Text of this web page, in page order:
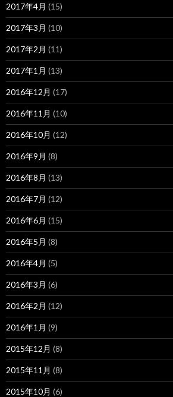
2017年4月 (15)
2017年3月 (10)
2017年2月 (11)
2017年1月 (13)
2016年12月 (17)
2016年11月 (10)
2016年10月 (12)
2016年9月 (8)
2016年8月 (13)
2016年7月 (12)
2016年6月 (15)
2016年5月 (8)
2016年4月 (5)
2016年3月 (6)
2016年2月 (12)
2016年1月 (9)
2015年12月 (8)
2015年11月 (8)
2015年10月 (6)